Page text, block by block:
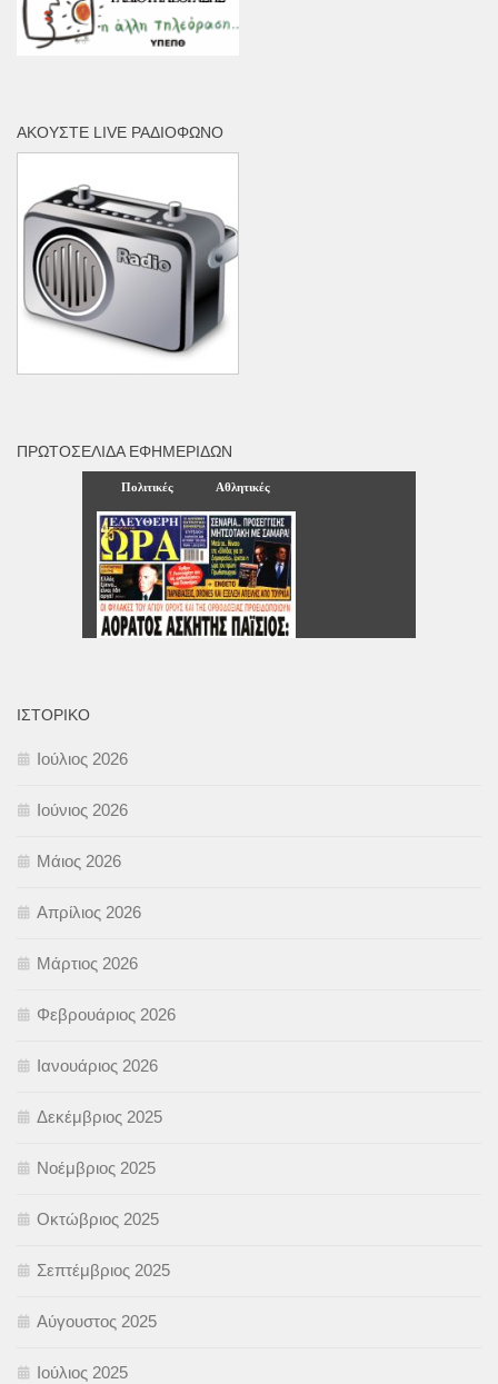
ΑΚΟΎΣΤΕ LIVE ΡΑΔΙΌΦΩΝΟ
ΠΡΩΤΟΣΈΛΙΔΑ ΕΦΗΜΕΡΊΔΩΝ
ΙΣΤΟΡΙΚΌ
Ιούλιος 2026
Ιούνιος 2026
Μάιος 2026
Απρίλιος 2026
Μάρτιος 2026
Φεβρουάριος 2026
Ιανουάριος 2026
Δεκέμβριος 2025
Νοέμβριος 2025
Οκτώβριος 2025
Σεπτέμβριος 2025
Αύγουστος 2025
Ιούλιος 2025